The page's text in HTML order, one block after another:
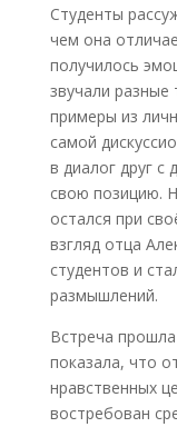
Студенты
чем она
получилось
звучали разные
примеры из
самой
в диалог друг с
свою позицию.
остался при
взгляд отца
студентов и
размышлений.
Встреча
показала, что
нравственных
востребован